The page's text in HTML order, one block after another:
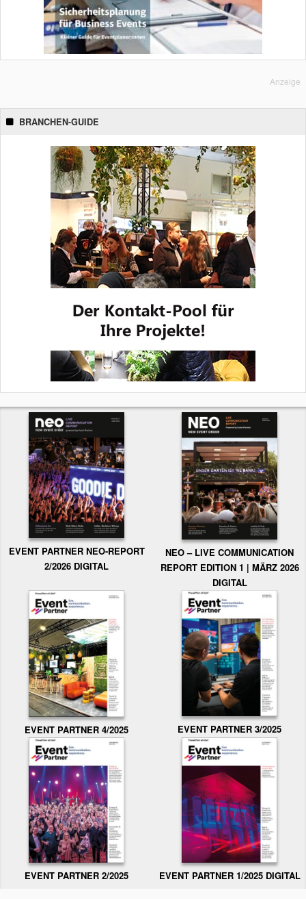
Anzeige
BRANCHEN-GUIDE
EVENT PARTNER NEO-REPORT
2/2026 DIGITAL
NEO – LIVE COMMUNICATION
REPORT EDITION 1 | MÄRZ 2026
DIGITAL
EVENT PARTNER 4/2025 EVENT PARTNER 3/2025
EVENT PARTNER 2/2025 EVENT PARTNER 1/2025 DIGITAL